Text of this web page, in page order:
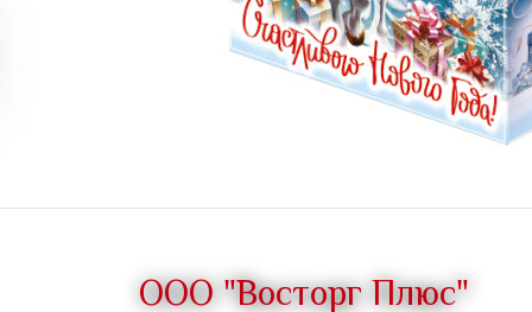
ООО "Восторг Плюс"